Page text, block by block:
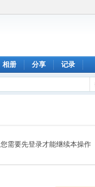
相册 分享 记录
您需要先登录才能继续本操作